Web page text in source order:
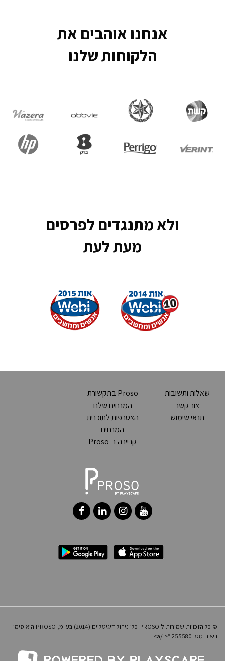
אנחנו אוהבים את
הלקוחות שלנו
ולא מתנגדים לפרסים
מעת לעת
שאלות ותשובות
צור קשר
תנאי שימוש
Proso בתקשורת
המנחים שלנו
הצטרפות לתוכנית
המנחים
קריירה ב-Proso
© כל הזכויות שמורות ל-PROSO כלי ניהול דיגיטליים (2014) בע"מ, PROSO הוא סימן
רשום מס' 255580 ®< /a>